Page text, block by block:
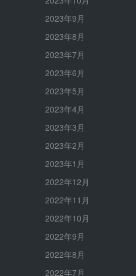
2023年9月
2023年8月
2023年7月
2023年6月
2023年5月
2023年4月
2023年3月
2023年2月
2023年1月
2022年12月
2022年11月
2022年10月
2022年9月
2022年8月
2022年7月